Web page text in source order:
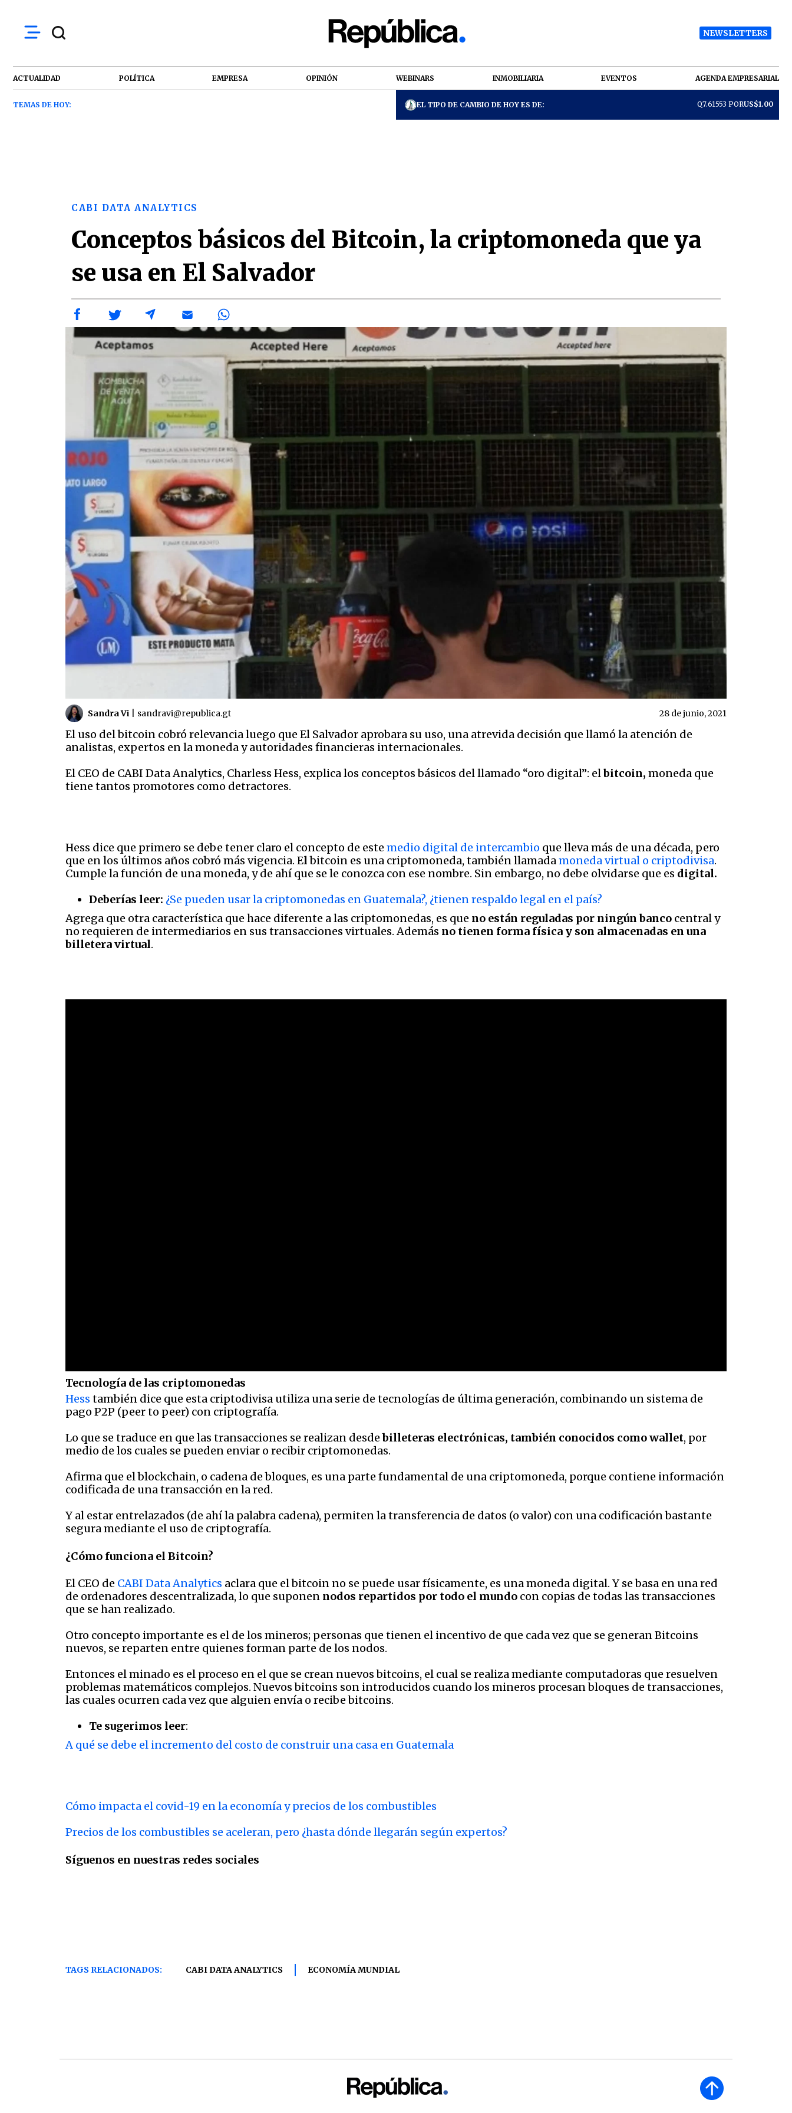
NEWSLETTERS
ACTUALIDAD POLÍTICA EMPRESA OPINIÓN WEBINARS INMOBILIARIA EVENTOS AGENDA EMPRESARIAL
TEMAS DE HOY: EL TIPO DE CAMBIO DE HOY ES DE: Q7.61553 PORUS$1.00
CABI DATA ANALYTICS
Conceptos básicos del Bitcoin, la criptomoneda que ya
se usa en El Salvador
Sandra Vi sandravi@republica.gt 28 de junio, 2021
El uso del bitcoin cobró relevancia luego que El Salvador aprobara su uso, una atrevida decisión que llamó la atención de
analistas, expertos en la moneda y autoridades financieras internacionales.
El CEO de CABI Data Analytics, Charless Hess, explica los conceptos básicos del llamado “oro digital”: elbitcoin, moneda que
tiene tantos promotores como detractores.
Hess dice que primero se debe tener claro el concepto de este medio digital de intercambio que lleva más de una década, pero
que en los últimos años cobró más vigencia. Elbitcoin es una criptomoneda, también llamadamoneda virtual o criptodivisa.
Cumple la función de una moneda, y de ahí que se le conozca con ese nombre. Sin embargo, no debe olvidarse que es digital.
Deberías leer: ¿Se pueden usar la criptomonedas en Guatemala?, ¿tienen respaldo legal en el país?
Agrega que otra característica que hace diferente a las criptomonedas, es que no están reguladas por ningún banco central y
no requieren de intermediarios en sus transacciones virtuales. Además no tienen forma física y son almacenadas en una
billetera virtual.
Tecnología de las criptomonedas
Hess también dice que esta criptodivisa utiliza una serie de tecnologías de última generación, combinando un sistema de
pago P2P (peer to peer) con criptografía.
Lo que se traduce en que las transacciones se realizan desdebilleteras electrónicas, también conocidos como wallet, por
medio de los cuales se pueden enviar o recibir criptomonedas.
Afirma que el blockchain, o cadena de bloques, es una parte fundamental de una criptomoneda, porque contiene información
codificada de una transacción en la red.
Y al estar entrelazados (de ahí la palabra cadena), permiten la transferencia de datos (o valor) con una codificación bastante
segura mediante el uso de criptografía.
¿Cómo funciona el Bitcoin?
El CEO de CABI Data Analytics aclara que el bitcoin no se puede usar físicamente, es una moneda digital. Y se basa en una red
de ordenadores descentralizada, lo que suponen nodos repartidos por todo el mundo con copias de todas las transacciones
que se han realizado.
Otro concepto importante es el de los mineros; personas que tienen el incentivo de que cada vez que se generan Bitcoins
nuevos, se reparten entre quienes forman parte de los nodos.
Entonces el minado es el proceso en el que se crean nuevos bitcoins, el cual se realiza mediante computadoras que resuelven
problemas matemáticos complejos. Nuevos bitcoins son introducidos cuando los mineros procesan bloques de transacciones,
las cuales ocurren cada vez que alguien envía o recibe bitcoins.
Te sugerimos leer:
A qué se debe el incremento del costo de construir una casa en Guatemala
Cómo impacta el covid-19 en la economía y precios de los combustibles
Precios de los combustibles se aceleran, pero ¿hasta dónde llegarán según expertos?
Síguenos en nuestras redes sociales
TAGS RELACIONADOS: CABI DATA ANALYTICS ECONOMÍA MUNDIAL